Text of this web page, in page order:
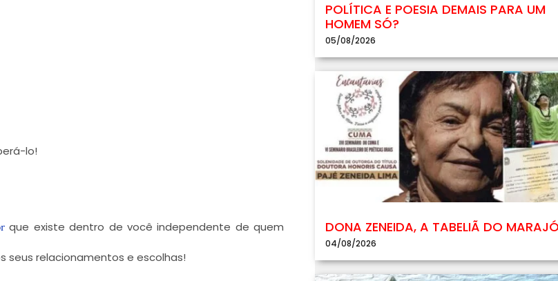
lo!
que existe dentro de você independente de quem
seus relacionamentos e escolhas!
POLÍTICA E POESIA DEMAIS PARA UM
HOMEM SÓ?
05/08/2026
DONA ZENEIDA, A TABELIÃ DO
04/08/2026